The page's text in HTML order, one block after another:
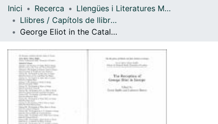
Navega per tot el DD
Com publicar
Contacte
Inici Recerca
Llengües i Literatures Modernes i Estudis Anglesos
Llibres / Capítols de llibre (Llengües i Literatures Modernes i Estudis Anglesos)
George Eliot in the Catalan Lands: The Long and the Short of It